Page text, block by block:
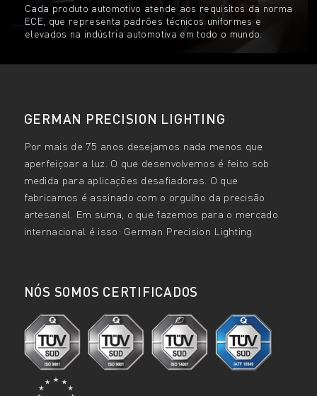
Cada produto automotivo atende aos requisitos da norma
ECE, que representa padrões técnicos uniformes e
elevados na indústria automotiva em todo o mundo.
GERMAN PRECISION LIGHTING
Por mais de 75 anos desejamos nada menos que
aperfeiçoar a luz. O que desenvolvemos é feito sob
medida para aplicações desafiadoras. O que
fabricamos é assinado com o orgulho da precisão
artesanal. Em suma, o que fazemos para o mercado
internacional é isso: German Precision Lighting.
NÓS SOMOS CERTIFICADOS